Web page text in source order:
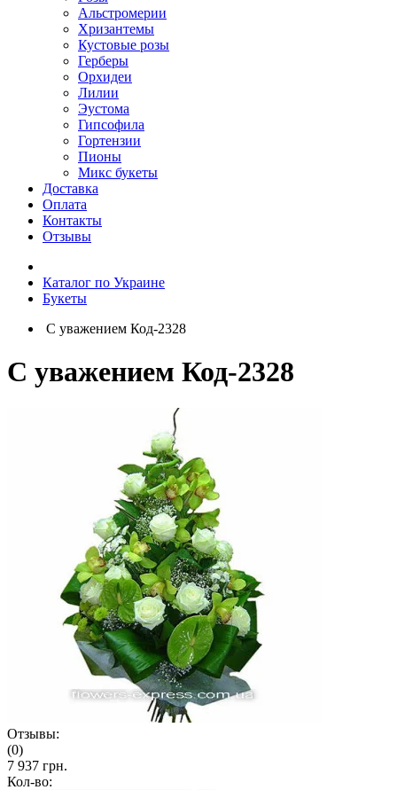
Альстромерии
Хризантемы
Кустовые розы
Герберы
Орхидеи
Лилии
Эустома
Гипсофила
Гортензии
Пионы
Микс букеты
Доставка
Оплата
Контакты
Отзывы
Каталог по Украине
Букеты
С уважением Код-2328
С уважением Код-2328
Отзывы:
(0)
7 937 грн.
Кол-во: